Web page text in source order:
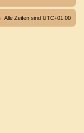
Alle Zeiten sind UTC+01:00